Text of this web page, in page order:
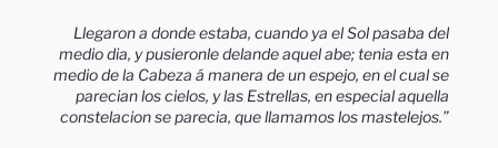
Llegaron a donde estaba, cuando ya el Solpasaba del
medio dia, y pusieronle delande aquel abe; tenia esta en
medio de la Cabeza á manera de un espejo, en el cual se
parecian los cielos, y las Estrellas, en especial aquella
constelacion se parecia, que llamamos los mastelejos.”